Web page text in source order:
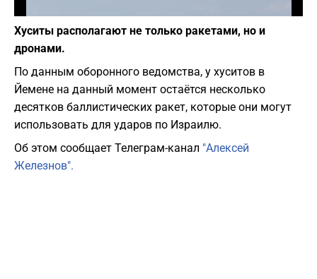
Хуситы располагают не только ракетами, но и
дронами.
По данным оборонного ведомства, у хуситов в
Йемене на данный момент остаётся несколько
десятков баллистических ракет, которые они могут
использовать для ударов по Израилю.
Об этом сообщает Телеграм-канал "Алексей
Железнов".